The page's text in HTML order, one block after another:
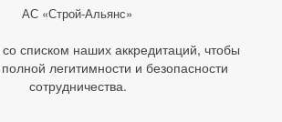
АС «Строй-Альянс»
списком наших аккредитаций, чтобы
легитимности и безопасности
сотрудничества.